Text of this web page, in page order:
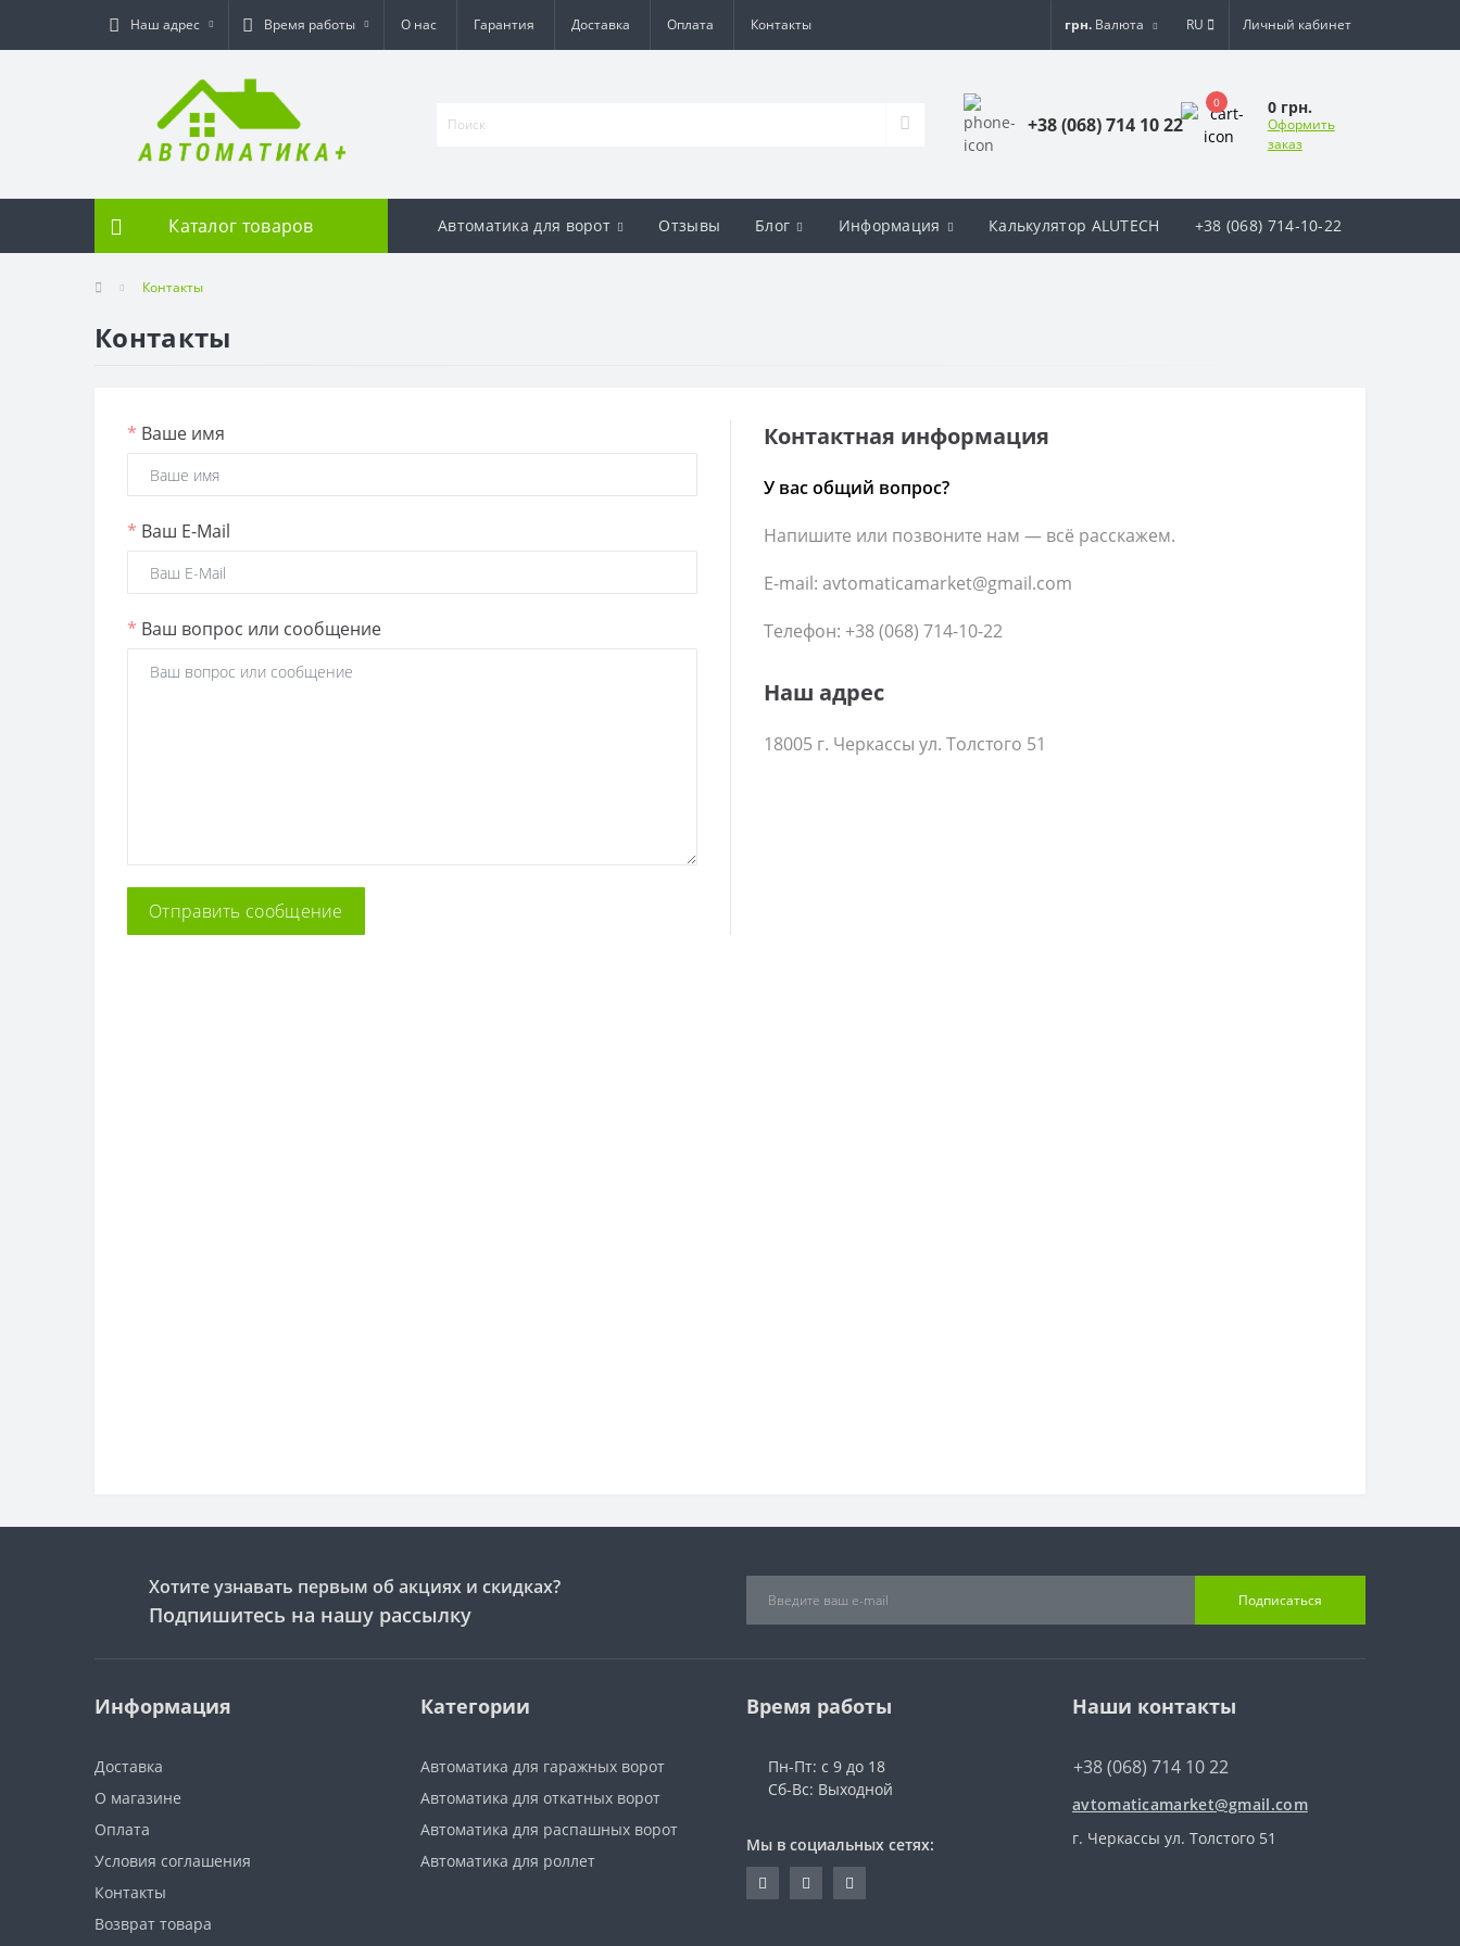
Наш адрес Время работы О нас Гарантия Доставка Оплата Контакты грн. Валюта RU Личный кабинет
+38 (068) 714 10 22
0 0 грн.
Оформить
заказ
Каталог товаров Автоматика для ворот Отзывы Блог Информация Калькулятор ALUTECH +38 (068) 714-10-22
Контакты
Контакты
* Ваше имя
* Ваш E-Mail
* Ваш вопрос или сообщение
Контактная информация
У вас общий вопрос?
Напишите или позвоните нам — всё расскажем.
E-mail: avtomaticamarket@gmail.com
Телефон: +38 (068) 714-10-22
Наш адрес
18005 г. Черкассы ул. Толстого 51
Хотите узнавать первым об акциях и скидках?
Подпишитесь на нашу рассылку
Подписаться
Информация
Доставка
О магазине
Оплата
Условия соглашения
Контакты
Возврат товара
Категории
Автоматика для гаражных ворот
Автоматика для откатных ворот
Автоматика для распашных ворот
Автоматика для роллет
Время работы
Пн-Пт: с 9 до 18
Сб-Вс: Выходной
Мы в социальных сетях:
Наши контакты
+38 (068) 714 10 22
avtomaticamarket@gmail.com
г. Черкассы ул. Толстого 51